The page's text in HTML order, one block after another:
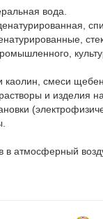
вода.
каолин, смеси
и изделия
атмосферный